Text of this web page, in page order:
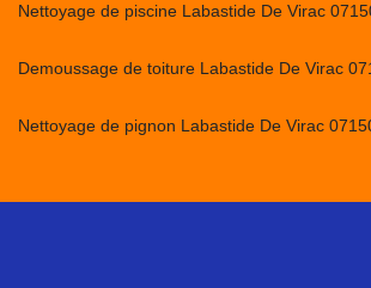
Nettoyage de piscine Labastide De Virac
Demoussage de toiture Labastide De Virac
Nettoyage de pignon Labastide De Virac